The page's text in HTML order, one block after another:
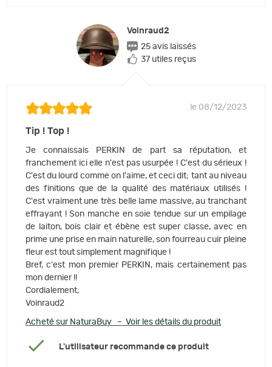
Voinraud2
25 avis laissés
37 utiles reçus
le 08/12/2023
Tip ! Top !
Je connaissais PERKIN de part sa réputation, et
franchement ici elle n'est pas usurpée ! C'est du sérieux !
C'est du lourd comme on l'aime, et ceci dit; tant au niveau
des finitions que de la qualité des matériaux utilisés !
C'est vraiment une très belle lame massive, au tranchant
effrayant ! Son manche en soie tendue sur un empilage
de laiton, bois clair et ébène est super classe, avec en
prime une prise en main naturelle, son fourreau cuir pleine
fleur est tout simplement magnifique !
Bref, c'est mon premier PERKIN, mais certainement pas
mon dernier !!
Cordialement,
Voinraud2
Acheté sur NaturaBuy – Voir les détails du produit
L'utilisateur recommande ce produit